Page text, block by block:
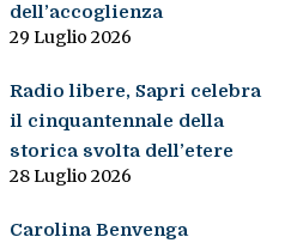
dell’accoglienza
29 Luglio 2026
Radio libere, Sapri celebra
il cinquantennale della
storica svolta dell’etere
28 Luglio 2026
Carolina Benvenga